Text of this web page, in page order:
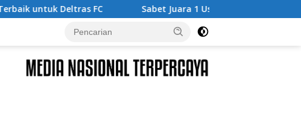
Sabet Juara 1 Usia Dini, Adena Zahra Fransiska Sukses di